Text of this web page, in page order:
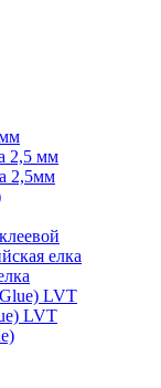
2,5 мм
2,5мм
елка
LVT
LVT